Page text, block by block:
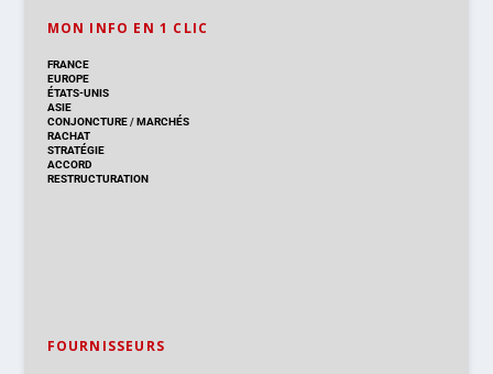
MON INFO EN 1 CLIC
FRANCE
EUROPE
ÉTATS-UNIS
ASIE
CONJONCTURE/MARCHÉS
RACHAT
STRATÉGIE
ACCORD
RESTRUCTURATION
FOURNISSEURS